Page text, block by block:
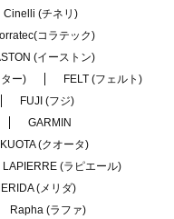
Cinelli (チネリ)
コラテック)
(イーストン)
ー)
FELT (フェルト)
FUJI (フジ)
GARMIN
KUOTA (クオータ)
LAPIERRE (ラピエール)
(メリダ)
Rapha (ラファ)